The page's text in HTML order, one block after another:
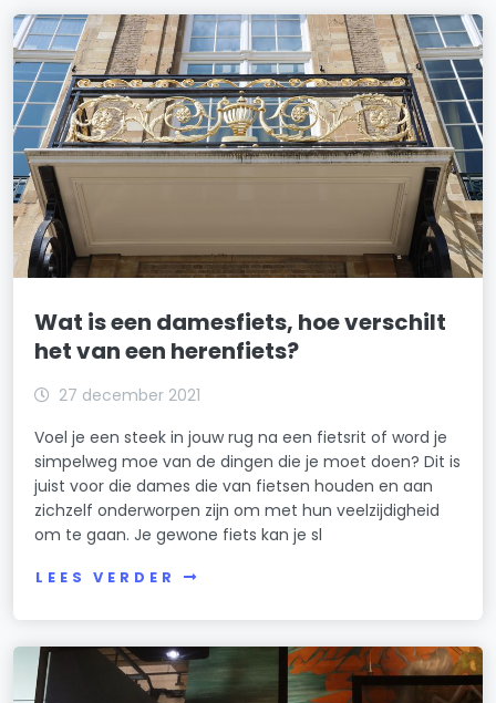
Wat is een damesfiets, hoe verschilt
het van een herenfiets?
27 december 2021
Voel je een steek in jouw rug na een fietsrit of word je
simpelweg moe van de dingen die je moet doen? Dit is
juist voor die dames die van fietsen houden en aan
zichzelf onderworpen zijn om met hun veelzijdigheid
om te gaan. Je gewone fiets kan je sl
LEES VERDER